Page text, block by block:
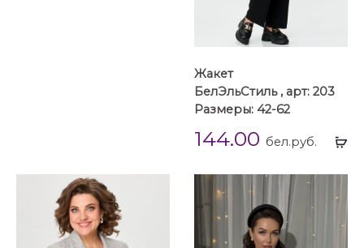
Жакет
БелЭльСтиль , арт: 203
Размеры: 42-62
144.00 бел.руб.